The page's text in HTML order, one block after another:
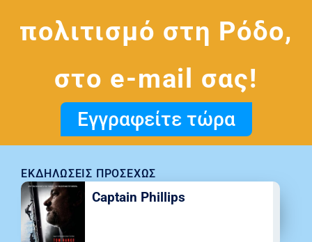
πολιτισμό στη Ρόδο,
στο e-mail σας!
Εγγραφείτε τώρα
ΕΚΔΗΛΏΣΕΙΣ ΠΡΟΣΕΧΏΣ
Captain Phillips